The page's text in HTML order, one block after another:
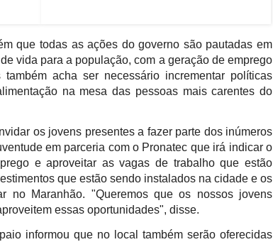
que todas as ações do governo são pautadas em
vida para a população, com a geração de emprego
acha ser necessário incrementar políticas
na mesa das pessoas mais carentes do
os jovens presentes a fazer parte dos inúmeros
em parceria com o Pronatec que irá indicar o
e aproveitar as vagas de trabalho que estão
que estão sendo instalados na cidade e os
no Maranhão. "Queremos que os nossos jovens
essas oportunidades", disse.
informou que no local também serão oferecidas